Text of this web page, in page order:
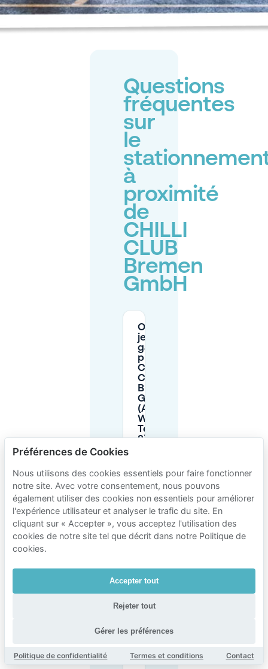
Questions
fréquentes
sur
le
à
proximité
de
CHILLI
CLUB
Bremen
GmbH
Où puis-
je me
garer
près du
CHILLI
CLUB
Bremen
GmbH
(Am
Weser-
Terminal
8) ?
Combien
coûte le
stationnement
en voirie à Am
Weser-
Terminal près
du CHILLI
maximales de
en voirie près
CLUB Bremen
?
Préférences de Cookies
Nous utilisons des cookies essentiels pour faire fonctionner
notre site. Avec votre consentement, nous pouvons
également utiliser des cookies non essentiels pour améliorer
l'expérience utilisateur et analyser le trafic du site. En
cliquant sur « Accepter », vous acceptez l'utilisation des
cookies de notre site tel que décrit dans notre Politique de
cookies.
Accepter tout
Rejeter tout
Gérer les préférences
Politique de confidentialité Termes et conditions Contact